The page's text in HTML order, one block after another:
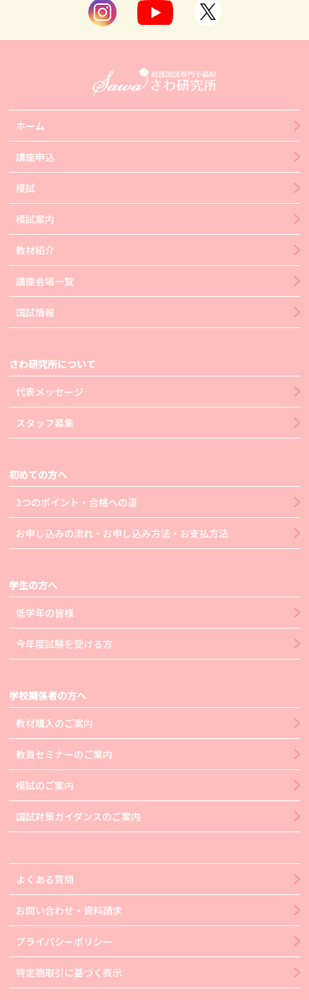
ホーム
講座申込
模試
模試案内
教材紹介
講座会場一覧
国試情報
さわ研究所について
代表メッセージ
スタッフ募集
初めての方へ
3つのポイント・合格への道
お申し込みの流れ・お申し込み方法・お支払方法
学生の方へ
低学年の皆様
今年度試験を受ける方
学校関係者の方へ
教材購入のご案内
教員セミナーのご案内
模試のご案内
国試対策ガイダンスのご案内
よくある質問
お問い合わせ・資料請求
プライバシーポリシー
特定商取引に基づく表示